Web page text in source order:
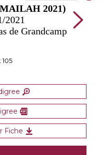
2021)
2021
de Grandcamp
Fiche